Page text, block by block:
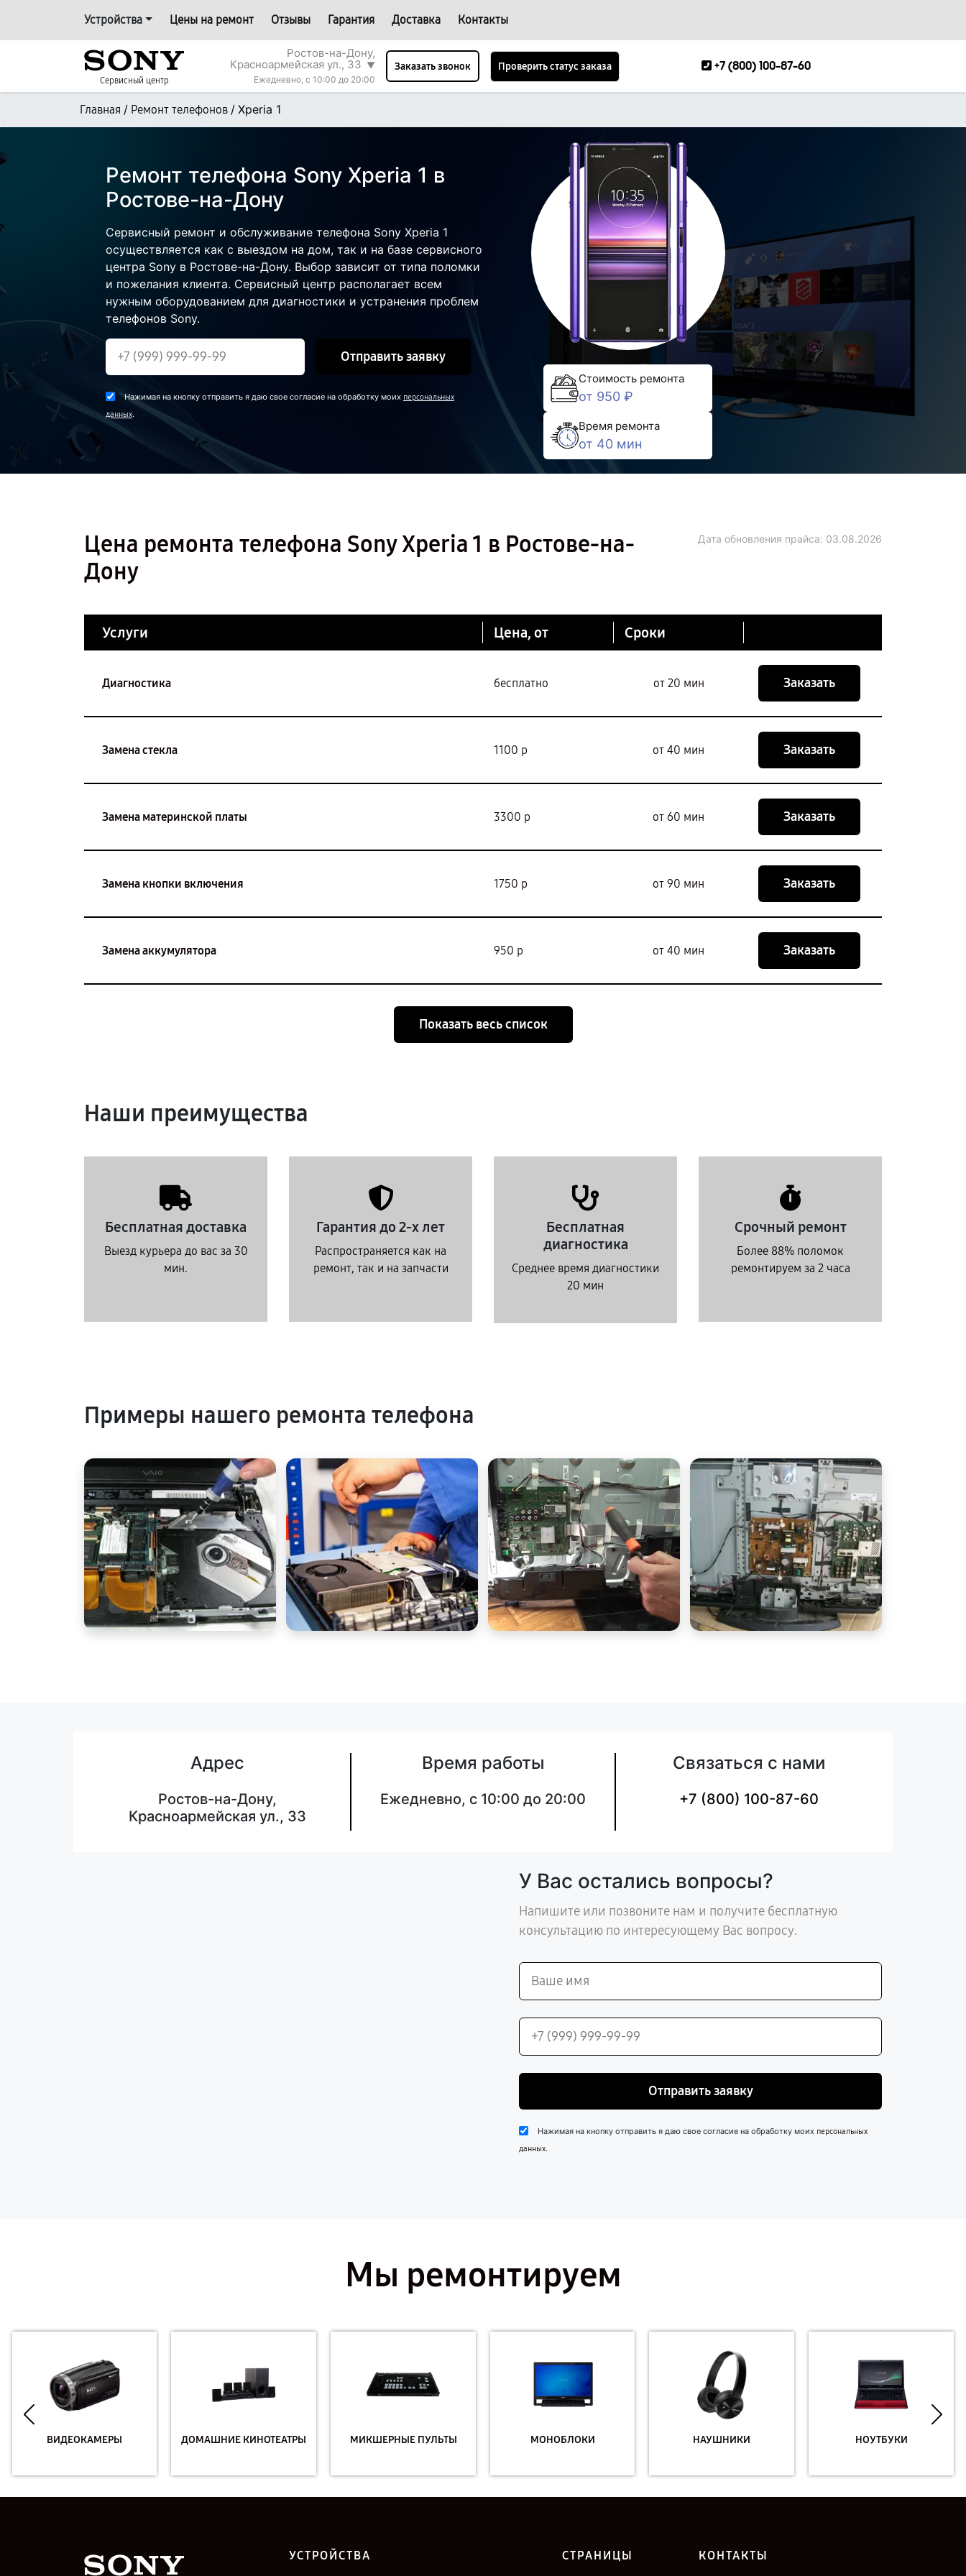
Устройства Цены на ремонт Отзывы Гарантия Доставка Контакты
Сервисный центр
Ростов-на-Дону,
Красноармейская ул., 33 ▼
Ежедневно, с 10:00 до 20:00
Заказать звонок Проверить статус заказа +7 (800) 100-87-60
Главная / Ремонт телефонов / Xperia 1
Ремонт телефона Sony Xperia 1 в
Ростове-на-Дону
Сервисный ремонт и обслуживание телефона Sony Xperia 1
осуществляется как с выездом на дом, так и на базе сервисного
центра Sony в Ростове-на-Дону. Выбор зависит от типа поломки
и пожелания клиента. Сервисный центр располагает всем
нужным оборудованием для диагностики и устранения проблем
телефонов Sony.
Отправить заявку
Нажимая на кнопку отправить я даю свое согласие на обработку моих персональных
данных.
Стоимость ремонта
от 950 ₽
Время ремонта
от 40 мин
Цена ремонта телефона Sony Xperia 1 в Ростове-на-
Дону
Дата обновления прайса: 03.08.2026
Услуги Цена, от Сроки
Диагностика бесплатно от 20 мин Заказать
Замена стекла 1100 р от 40 мин Заказать
Замена материнской платы 3300 р от 60 мин Заказать
Замена кнопки включения 1750 р от 90 мин Заказать
Замена аккумулятора 950 р от 40 мин Заказать
Показать весь список
Наши преимущества
Бесплатная доставка
Выезд курьера до вас за 30
мин.
Гарантия до 2-х лет
Распространяется как на
ремонт, так и на запчасти
Бесплатная
диагностика
Среднее время диагностики
20 мин
Срочный ремонт
Более 88% поломок
ремонтируем за 2 часа
Примеры нашего ремонта телефона
Адрес
Ростов-на-Дону,
Красноармейская ул., 33
Время работы
Ежедневно, с 10:00 до 20:00
Связаться с нами
+7 (800) 100-87-60
У Вас остались вопросы?
Напишите или позвоните нам и получите бесплатную
консультацию по интересующему Вас вопросу.
Отправить заявку
Нажимая на кнопку отправить я даю свое согласие на обработку моих персональных
данных.
Мы ремонтируем
ВИДЕОКАМЕРЫ ДОМАШНИЕ КИНОТЕАТРЫ МИКШЕРНЫЕ ПУЛЬТЫ МОНОБЛОКИ НАУШНИКИ НОУТБУКИ
УСТРОЙСТВА СТРАНИЦЫ КОНТАКТЫ